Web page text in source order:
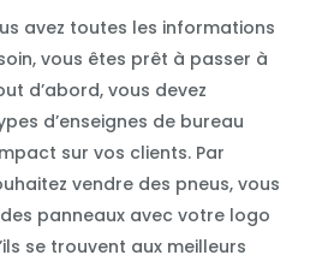
avez toutes les informations
vous êtes prêt à passer à
d’abord, vous devez
d’enseignes de bureau
sur vos clients. Par
vendre des pneus, vous
panneaux avec votre logo
se trouvent aux meilleurs